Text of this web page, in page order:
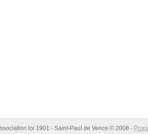
loi 1901 - Saint-Paul de Vence © 2008 -